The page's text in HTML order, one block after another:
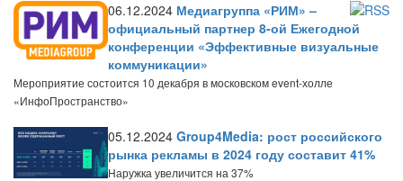
06.12.2024 Медиагруппа «РИМ» –
официальный партнер 8-ой Ежегодной
конференции «Эффективные визуальные
коммуникации»
Мероприятие состоится 10 декабря в московском event-холле
«ИнфоПространство»
05.12.2024 Group4Media: рост российского
рынка рекламы в 2024 году составит 41%
Наружка увеличится на 37%